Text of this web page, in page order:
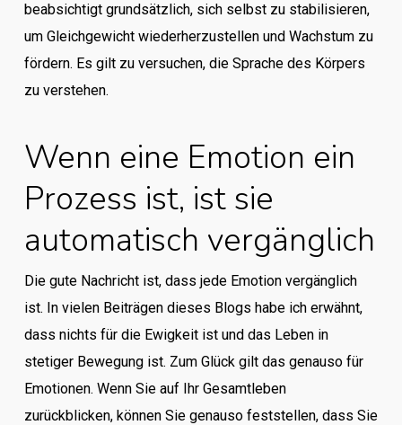
beabsichtigt grundsätzlich, sich selbst zu stabilisieren,
um Gleichgewicht wiederherzustellen und Wachstum zu
fördern. Es gilt zu versuchen, die Sprache des Körpers
zu verstehen.
Wenn eine Emotion ein
Prozess ist, ist sie
automatisch vergänglich
Die gute Nachricht ist, dass jede Emotion vergänglich
ist. In vielen Beiträgen dieses Blogs habe ich erwähnt,
dass nichts für die Ewigkeit ist und das Leben in
stetiger Bewegung ist. Zum Glück gilt das genauso für
Emotionen. Wenn Sie auf Ihr Gesamtleben
zurückblicken, können Sie genauso feststellen, dass Sie